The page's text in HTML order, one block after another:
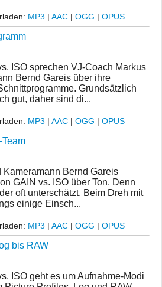
MP3 | AAC | OGG | OPUS
ISO sprechen VJ-Coach Markus
Bernd Gareis über ihre
Grundsätzlich
gut, daher sind di...
MP3 | AAC | OGG | OPUS
Bernd Gareis
GAIN vs. ISO über Ton. Denn
oft unterschätzt. Beim Dreh mit
einige Einsch...
MP3 | AAC | OGG | OPUS
bis RAW
ISO geht es um Aufnahme-Modi